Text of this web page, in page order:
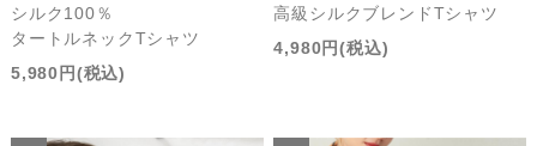
シルク100％
タートルネックTシャツ
5,980円(税込)
高級シルクブレンドTシャツ
4,980円(税込)